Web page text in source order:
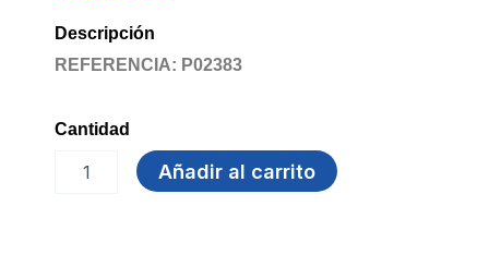
Descripción
REFERENCIA: P02383
Cantidad
PEGANOTAS
PEQUEÑO
Añadir al carrito